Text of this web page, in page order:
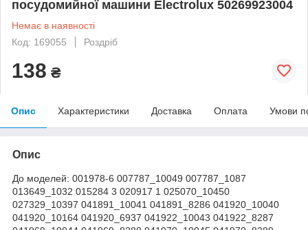
посудомийної машини Electrolux 50269923004
Немає в наявності
Код: 169055
Роздріб
138 ₴
Опис Характеристики Доставка Оплата Умови
Опис
До моделей: 001978-6 007787_10049 007787_1087
013649_1032 015284 3 020917 1 025070_10450
027329_10397 041891_10041 041891_8286 041920_10040
041920_10164 041920_6937 041922_10043 041922_8287